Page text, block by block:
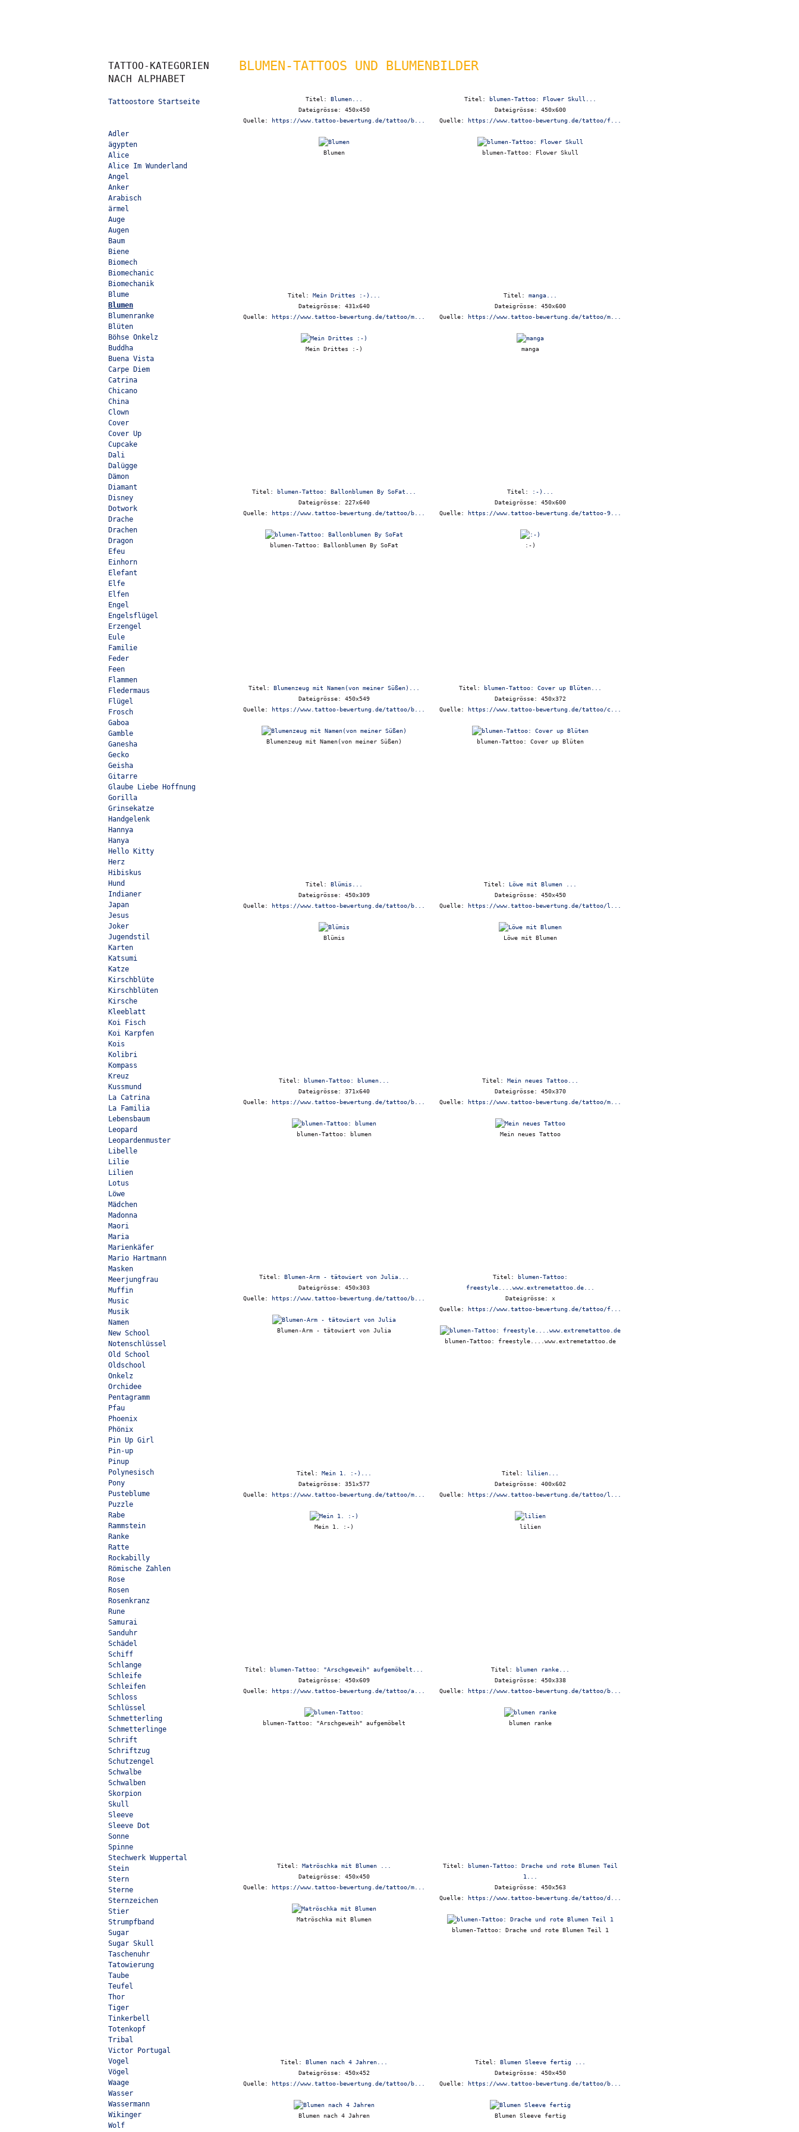
TATTOO-KATEGORIEN
NACH ALPHABET
Tattoostore Startseite
Adler
ägypten
Alice
Alice Im Wunderland
Angel
Anker
Arabisch
ärmel
Auge
Augen
Baum
Biene
Biomech
Biomechanic
Biomechanik
Blume
Blumen
Blumenranke
Blüten
Böhse Onkelz
Buddha
Buena Vista
Carpe Diem
Catrina
Chicano
China
Clown
Cover
Cover Up
Cupcake
Dali
Dalügge
Dämon
Diamant
Disney
Dotwork
Drache
Drachen
Dragon
Efeu
Einhorn
Elefant
Elfe
Elfen
Engel
Engelsflügel
Erzengel
Eule
Familie
Feder
Feen
Flammen
Fledermaus
Flügel
Frosch
Gaboa
Gamble
Ganesha
Gecko
Geisha
Gitarre
Glaube Liebe Hoffnung
Gorilla
Grinsekatze
Handgelenk
Hannya
Hanya
Hello Kitty
Herz
Hibiskus
Hund
Indianer
Japan
Jesus
Joker
Jugendstil
Karten
Katsumi
Katze
Kirschblüte
Kirschblüten
Kirsche
Kleeblatt
Koi Fisch
Koi Karpfen
Kois
Kolibri
Kompass
Kreuz
Kussmund
La Catrina
La Familia
Lebensbaum
Leopard
Leopardenmuster
Libelle
Lilie
Lilien
Lotus
Löwe
Mädchen
Madonna
Maori
Maria
Marienkäfer
Mario Hartmann
Masken
Meerjungfrau
Muffin
Music
Musik
Namen
New School
Notenschlüssel
Old School
Oldschool
Onkelz
Orchidee
Pentagramm
Pfau
Phoenix
Phönix
Pin Up Girl
Pin-up
Pinup
Polynesisch
Pony
Pusteblume
Puzzle
Rabe
Rammstein
Ranke
Ratte
Rockabilly
Römische Zahlen
Rose
Rosen
Rosenkranz
Rune
Samurai
Sanduhr
Schädel
Schiff
Schlange
Schleife
Schleifen
Schloss
Schlüssel
Schmetterling
Schmetterlinge
Schrift
Schriftzug
Schutzengel
Schwalbe
Schwalben
Skorpion
Skull
Sleeve
Sleeve Dot
Sonne
Spinne
Stechwerk Wuppertal
Stein
Stern
Sterne
Sternzeichen
Stier
Strumpfband
Sugar
Sugar Skull
Taschenuhr
Tatowierung
Taube
Teufel
Thor
Tiger
Tinkerbell
Totenkopf
Tribal
Victor Portugal
Vogel
Vögel
Waage
Wasser
Wassermann
Wikinger
Wolf
BLUMEN-TATTOOS UND BLUMENBILDER
Titel: Blumen...
Dateigrösse: 450x450
Quelle: https://www.tattoo-bewertung.de/tattoo/b...
Blumen
Titel: blumen-Tattoo: Flower Skull...
Dateigrösse: 450x600
Quelle: https://www.tattoo-bewertung.de/tattoo/f...
blumen-Tattoo: Flower Skull
Titel: Mein Drittes :-)...
Dateigrösse: 431x640
Quelle: https://www.tattoo-bewertung.de/tattoo/m...
Mein Drittes :-)
Titel: manga...
Dateigrösse: 450x600
Quelle: https://www.tattoo-bewertung.de/tattoo/m...
manga
Titel: blumen-Tattoo: Ballonblumen By SoFat...
Dateigrösse: 227x640
Quelle: https://www.tattoo-bewertung.de/tattoo/b...
blumen-Tattoo: Ballonblumen By SoFat
Titel:
:-)...
Dateigrösse: 450x600
Quelle: https://www.tattoo-bewertung.de/tattoo-9...
:-)
Titel: Blumenzeug mit Namen(von meiner Süßen)...
Dateigrösse: 450x549
Quelle: https://www.tattoo-bewertung.de/tattoo/b...
Blumenzeug mit Namen(von meiner Süßen)
Titel: blumen-Tattoo: Cover up Blüten...
Dateigrösse: 450x372
Quelle: https://www.tattoo-bewertung.de/tattoo/c...
blumen-Tattoo: Cover up Blüten
Titel: Blümis...
Dateigrösse: 450x309
Quelle: https://www.tattoo-bewertung.de/tattoo/b...
Blümis
Titel: Löwe mit Blumen ...
Dateigrösse: 450x450
Quelle: https://www.tattoo-bewertung.de/tattoo/l...
Löwe mit Blumen
Titel: blumen-Tattoo: blumen...
Dateigrösse: 371x640
Quelle: https://www.tattoo-bewertung.de/tattoo/b...
blumen-Tattoo: blumen
Titel: Mein neues Tattoo...
Dateigrösse: 450x370
Quelle: https://www.tattoo-bewertung.de/tattoo/m...
Mein neues Tattoo
Titel: Blumen-Arm - tätowiert von Julia...
Dateigrösse: 450x303
Quelle: https://www.tattoo-bewertung.de/tattoo/b...
Blumen-Arm - tätowiert von Julia
Titel: blumen-Tattoo:
freestyle....www.extremetattoo.de...
Dateigrösse: x
Quelle: https://www.tattoo-bewertung.de/tattoo/f...
blumen-Tattoo: freestyle....www.extremetattoo.de
Titel: Mein 1. :-)...
Dateigrösse: 351x577
Quelle: https://www.tattoo-bewertung.de/tattoo/m...
Mein 1. :-)
Titel: lilien...
Dateigrösse: 400x602
Quelle: https://www.tattoo-bewertung.de/tattoo/l...
lilien
Titel: blumen-Tattoo: "Arschgeweih" aufgemöbelt...
Dateigrösse: 450x609
Quelle: https://www.tattoo-bewertung.de/tattoo/a...
blumen-Tattoo: "Arschgeweih" aufgemöbelt
Titel: blumen ranke...
Dateigrösse: 450x338
Quelle: https://www.tattoo-bewertung.de/tattoo/b...
blumen ranke
Titel: Matröschka mit Blumen ...
Dateigrösse: 450x450
Quelle: https://www.tattoo-bewertung.de/tattoo/m...
Matröschka mit Blumen
Titel: blumen-Tattoo: Drache und rote Blumen Teil
1...
Dateigrösse: 450x563
Quelle: https://www.tattoo-bewertung.de/tattoo/d...
blumen-Tattoo: Drache und rote Blumen Teil 1
Titel: Blumen nach 4 Jahren...
Dateigrösse: 450x452
Quelle: https://www.tattoo-bewertung.de/tattoo/b...
Blumen nach 4 Jahren
Titel: Blumen Sleeve fertig ...
Dateigrösse: 450x450
Quelle: https://www.tattoo-bewertung.de/tattoo/b...
Blumen Sleeve fertig